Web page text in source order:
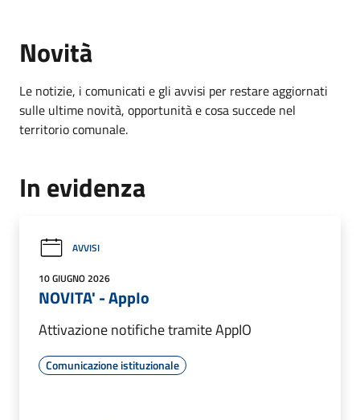
Novità
Le notizie, i comunicati e gli avvisi per restare aggiornati
sulle ultime novità, opportunità e cosa succede nel
territorio comunale.
In evidenza
AVVISI
10 GIUGNO 2026
NOVITA' - AppIo
Attivazione notifiche tramite AppIO
Comunicazione istituzionale